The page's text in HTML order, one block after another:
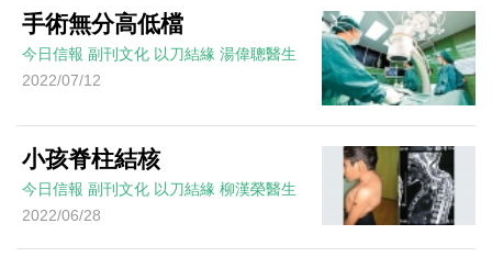
手術無分高低檔
今日信報 副刊文化 以刀結緣 湯偉聰醫生
2022/07/12
小孩脊柱結核
今日信報 副刊文化 以刀結緣 柳漢榮醫生
2022/06/28